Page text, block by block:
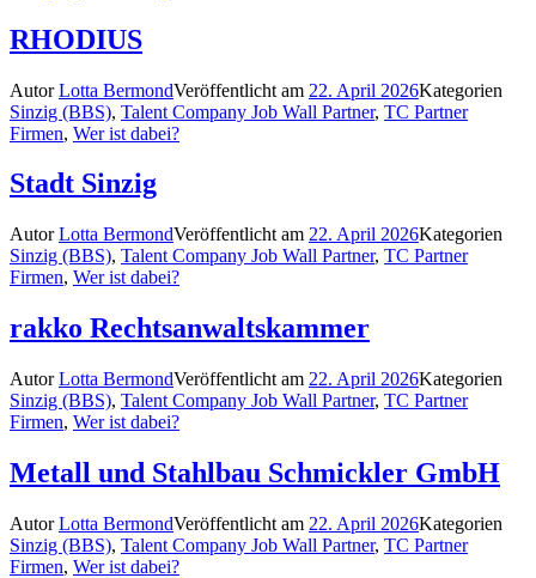
RHODIUS
AutorLotta BermondVeröffentlicht am 22. April 2026Kategorien
Sinzig (BBS), Talent Company Job Wall Partner, TC Partner
Firmen, Wer ist dabei?
Stadt Sinzig
AutorLotta BermondVeröffentlicht am 22. April 2026Kategorien
Sinzig (BBS), Talent Company Job Wall Partner, TC Partner
Firmen, Wer ist dabei?
rakko Rechtsanwaltskammer
AutorLotta BermondVeröffentlicht am 22. April 2026Kategorien
Sinzig (BBS), Talent Company Job Wall Partner, TC Partner
Firmen, Wer ist dabei?
Metall und Stahlbau Schmickler GmbH
AutorLotta BermondVeröffentlicht am 22. April 2026Kategorien
Sinzig (BBS), Talent Company Job Wall Partner, TC Partner
Firmen, Wer ist dabei?